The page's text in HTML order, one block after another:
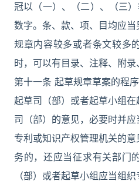
冠以（一）、（二）、（三
数字。条、款、项、目均应当
规章内容较多或者条文较多
时，可以有目录、注释、附录
第十一条 起草规章草案的程序
起草司（部）或者起草小组
司（部）的意见，必要时并
专利或知识产权管理机关的
务的，还应当征求有关部门
（部）或者起草小组应当组